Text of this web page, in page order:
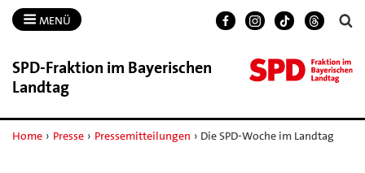
MENÜ
SPD-​Fraktion im Bayerischen
Landtag
Home › Presse › Pressemitteilungen › Die SPD-Woche im Landtag